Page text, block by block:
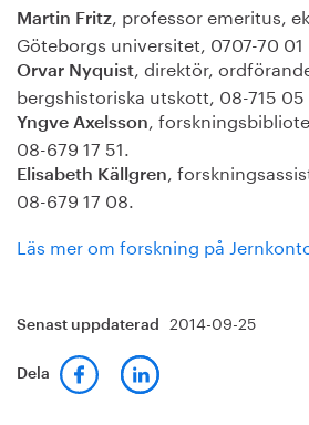
Martin Fritz, professor emeritus,
Göteborgs universitet, 0707-70 01
Orvar Nyquist, direktör,
bergshistoriska utskott, 08-715 05
Yngve Axelsson,
08-679 17 51.
Elisabeth Källgren,
08-679 17 08.
Läs mer om forskning på
Senast uppdaterad 2014-09-25
Dela